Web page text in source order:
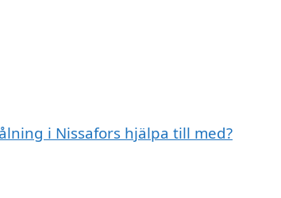
i Nissafors hjälpa till med?